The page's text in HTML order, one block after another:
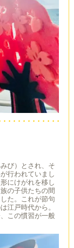
び）とされ、そ
行われていまし
にけがれを移し
の子供たちの間
た。これが節句
江戸時代から。
この慣習が一般